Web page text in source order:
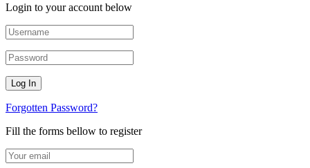
Login to your account below
Forgotten Password?
Fill the forms bellow to register